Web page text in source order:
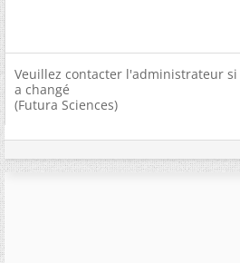
Veuillez contacter l'administrateur
a changé
(Futura Sciences)